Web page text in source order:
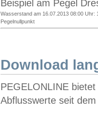
Beispiel am Pegel
Wasserstand am 16.07.2013 08:00 Uhr:
Pegelnullpunkt
Download
PEGELONLINE
Abflusswerte seit